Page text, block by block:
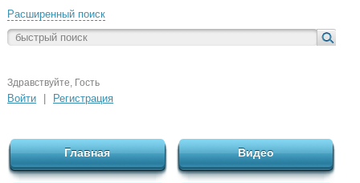
Расширенный поиск
Здравствуйте, Гость
Войти Регистрация
Главная Видео